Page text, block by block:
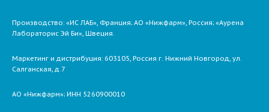
Производство: «ИС ЛАБ», Франция; АО «Нижфарм», Россия; «Аурена
Лабораторис Эй Би», Швеция.
Маркетинг и дистрибуция: 603105, Россия г. Нижний Новгород, ул.
Салганская, д.7
АО «Нижфарм»; ИНН 5260900010